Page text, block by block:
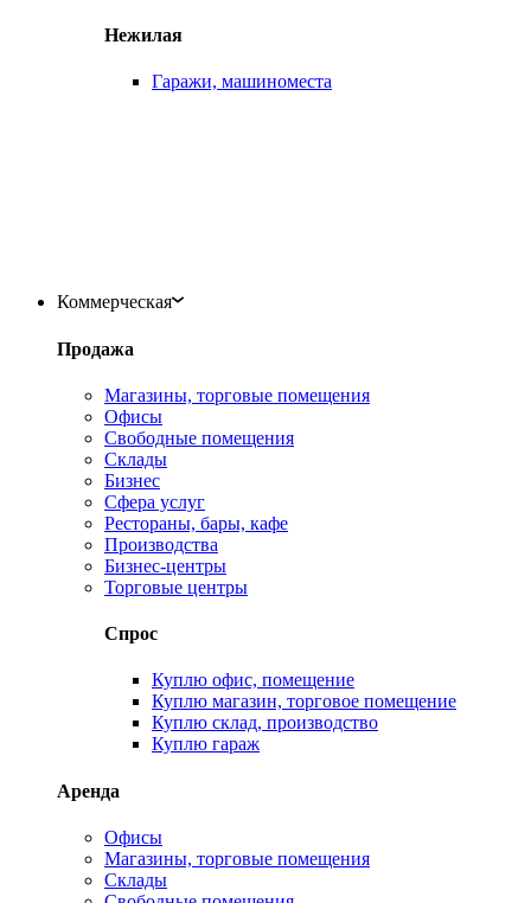
Нежилая
Гаражи, машиноместа
Коммерческая
Продажа
Магазины, торговые помещения
Офисы
Свободные помещения
Склады
Бизнес
Сфера услуг
Рестораны, бары, кафе
Производства
Бизнес-центры
Торговые центры
Спрос
Куплю офис, помещение
Куплю магазин, торговое помещение
Куплю склад, производство
Куплю гараж
Аренда
Офисы
Магазины, торговые помещения
Склады